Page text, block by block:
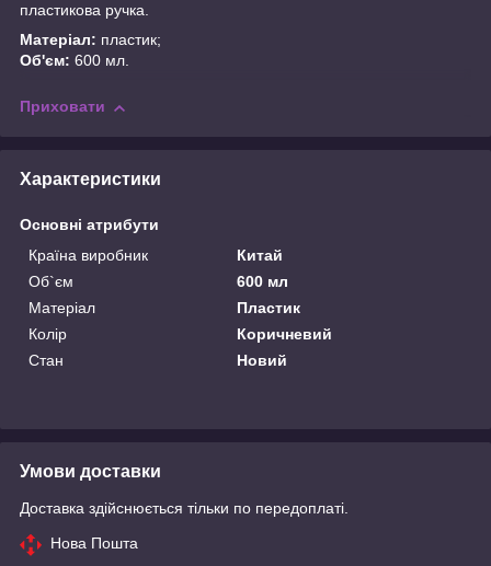
пластикова ручка.
Матеріал: пластик;
Об'єм: 600 мл.
Приховати
Характеристики
Основні атрибути
Країна виробник
Китай
Об`єм
600 мл
Матеріал
Пластик
Колір
Коричневий
Стан
Новий
Умови доставки
Доставка здійснюється тільки по передоплаті.
Нова Пошта